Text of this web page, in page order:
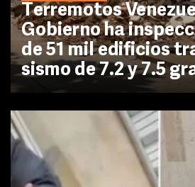
Terremotos
Gobierno ha
de 51 mil edificios
sismo de 7.2 y 7.5